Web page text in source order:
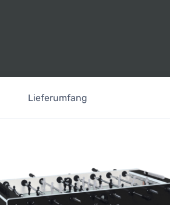
Lieferumfang